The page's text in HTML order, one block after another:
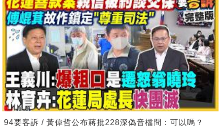
94要客訴 / 黃偉哲公布蔣批228深偽音檔問：可以嗎？